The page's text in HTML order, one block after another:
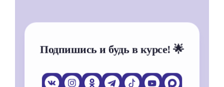
Подпишись и будь в курсе! 🌟